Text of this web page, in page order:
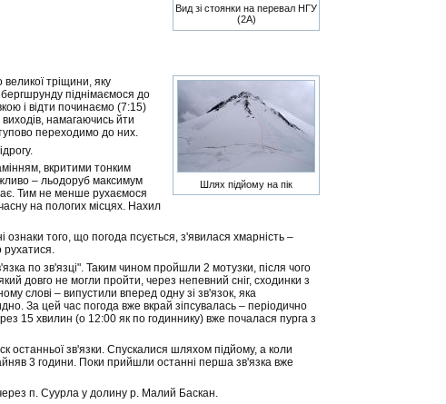
Вид зі стоянки на перевал НГУ
(2А)
Шлях підйому на пік
тріщини, яку
піднімаємося до
і відти починаємо (7:15)
намагаючись йти
переходимо до них.
вкритими тонким
– льодоруб максимум
Тим не менше рухаємося
на пологих місцях. Нахил
того, що погода псується, з'явилася хмарність –
рухатися.
по зв'язці". Таким чином пройшли 2 мотузки, після чого
довго не могли пройти, через непевний сніг, сходинки з
слові – випустили вперед одну зі зв'язок, яка
За цей час погода вже вкрай зіпсувалась – періодично
15 хвилин (о 12:00 як по годиннику) вже почалася пурга з
останньої зв'язки. Спускалися шляхом підйому, а коли
3 години. Поки прийшли останні перша зв'язка вже
п. Суурла у долину р. Малий Баскан.